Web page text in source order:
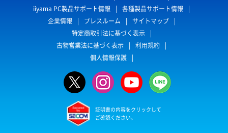
iiyama PC製品サポート情報
各種製品サポート情報
企業情報
プレスルーム
サイトマップ
特定商取引法に基づく表示
古物営業法に基づく表示
利用規約
個人情報保護
証明書の内容をクリックして
ご確認ください。